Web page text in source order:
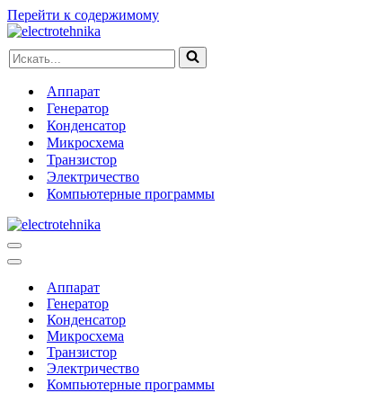
Перейти к содержимому
Искать...
Аппарат
Генератор
Конденсатор
Микросхема
Транзистор
Электричество
Компьютерные программы
Меню
навигации
Меню
навигацииАппарат
Генератор
Конденсатор
Микросхема
Транзистор
Электричество
Компьютерные программы